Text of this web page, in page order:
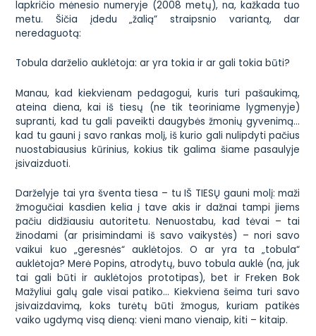
lapkričio mėnesio numeryje (2008 metų), na, kažkada tuo
metu. Šičia įdedu „žalią” straipsnio variantą, dar
neredaguotą:
Tobula darželio auklėtoja: ar yra tokia ir ar gali tokia būti?
Manau, kad kiekvienam pedagogui, kuris turi pašaukimą,
ateina diena, kai iš tiesų (ne tik teoriniame lygmenyje)
supranti, kad tu gali paveikti daugybės žmonių gyvenimą…
kad tu gauni į savo rankas molį, iš kurio gali nulipdyti pačius
nuostabiausius kūrinius, kokius tik galima šiame pasaulyje
įsivaizduoti.
Darželyje tai yra šventa tiesa – tu IŠ TIESŲ gauni molį: maži
žmogučiai kasdien kelia į tave akis ir dažnai tampi jiems
pačiu didžiausiu autoritetu. Nenuostabu, kad tėvai – tai
žinodami (ar prisimindami iš savo vaikystės) – nori savo
vaikui kuo „geresnės“ auklėtojos. O ar yra ta „tobula“
auklėtoja? Merė Popins, atrodytų, buvo tobula auklė (na, juk
tai gali būti ir auklėtojos prototipas), bet ir Freken Bok
Mažyliui galų gale visai patiko… Kiekviena šeima turi savo
įsivaizdavimą, koks turėtų būti žmogus, kuriam patikės
vaiko ugdymą visą dieną: vieni mano vienaip, kiti – kitaip.